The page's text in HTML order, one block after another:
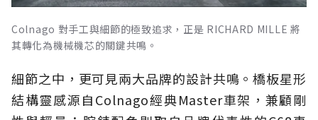
Colnago 對手工與細節的極致追求，正是 RICHARD MILLE 將
其轉化為機械機芯的關鍵共鳴。
細節之中，更可見兩大品牌的設計共鳴。橋板星形
結構靈感源自Colnago經典Master車架，兼顧剛